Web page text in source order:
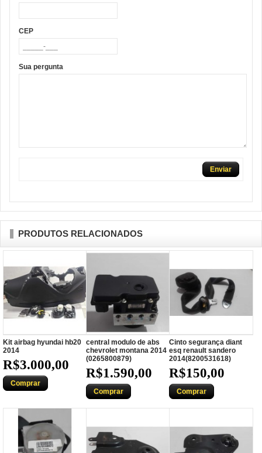
CEP
Sua pergunta
Enviar
PRODUTOS RELACIONADOS
Kit airbag hyundai hb20
2014
R$3.000,00
Comprar
central modulo de abs
chevrolet montana 2014
(0265800879)
R$1.590,00
Comprar
Cinto segurança diant
esq renault sandero
2014(8200531618)
R$150,00
Comprar